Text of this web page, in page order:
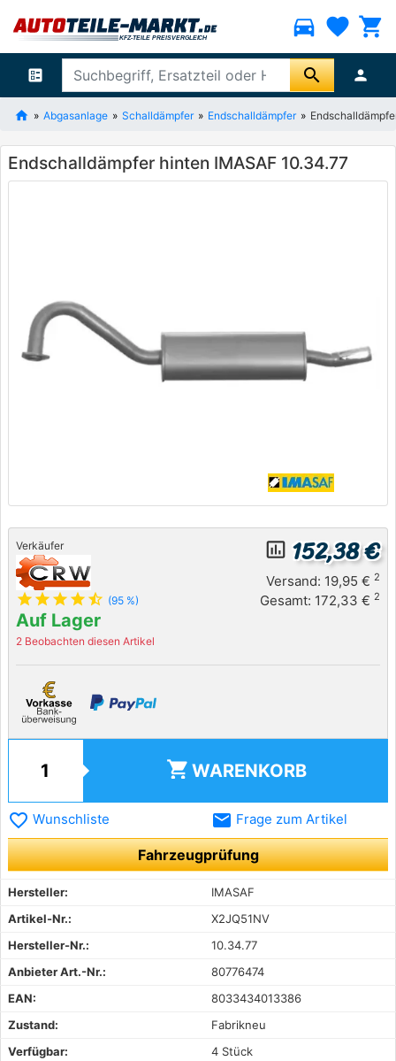
directions_car favorite shopping_cart
ballot search person
Abgasanlage Schalldämpfer Endschalldämpfer
Endschalldämpfer hinten IMASAF 10.34.77
Verkäufer
star star star star star_half (95 %)
Auf Lager
2 Beobachten diesen Artikel
insert_chart_outlined 152,38 €
Versand: 19,95 € 2
Gesamt: 172,33 € 2
shopping_cart WARENKORB
favorite_border Wunschliste email Frage zum Artikel
Fahrzeugprüfung
Hersteller:
IMASAF
Artikel-Nr.:
X2JQ51NV
Hersteller-Nr.:
10.34.77
Anbieter Art.-Nr.:
80776474
EAN:
8033434013386
Zustand:
Fabrikneu
Verfügbar:
4 Stück